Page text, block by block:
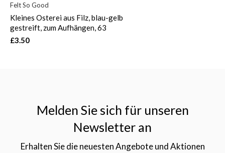
Felt So Good
Kleines Osterei aus Filz, blau-gelb
gestreift, zum Aufhängen, 63
£3.50
Melden Sie sich für unseren
Newsletter an
Erhalten Sie die neuesten Angebote und Aktionen